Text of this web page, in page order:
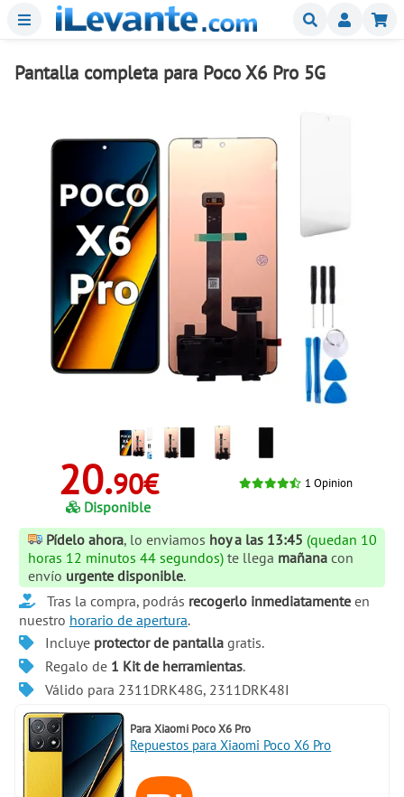
Menu Buscar
Pantalla completa para Poco X6 Pro 5G
20.90€
Disponible
1 Opinion
Pídelo ahora, lo enviamos hoy a las 13:45 (quedan 10
horas 12 minutos 44 segundos) te llega mañana con
envío urgente disponible.
Tras la compra, podrás recogerlo inmediatamenteen
nuestro horario de apertura.
Incluye protector de pantallagratis.
Regalo de 1 Kit de herramientas.
Válido para 2311DRK48G, 2311DRK48I
Para Xiaomi Poco X6 Pro
Repuestos para Xiaomi Poco X6 Pro